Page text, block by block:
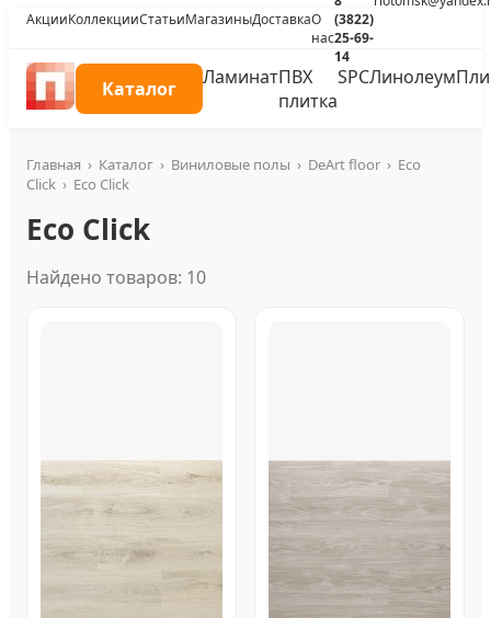
АкцииКоллекцииСтатьиМагазиныДоставкаО
нас
(3822)
25-69-
14
Каталог ЛаминатПВХ
плитка
SPCЛинолеум
Главная › Каталог › Виниловые полы › DeArt floor › Eco
Click › Eco Click
Eco Click
Найдено товаров: 10